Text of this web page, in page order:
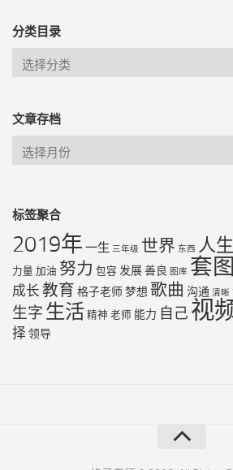
分类目录
文章存档
标签聚合
2019年 一生 三年级 世界 东西 人生
力量 加油 努力 包容 发展善良 图库 套图
成长 教育 格子老师梦想 歌曲 沟通 清晰
生字 生活 精神 老师 能力 自己 视
择 领导